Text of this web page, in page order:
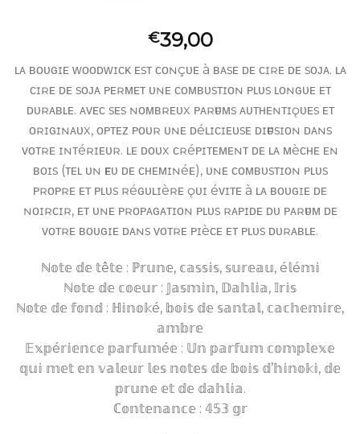
€39,00
ʟᴀ ʙᴏᴜɢɪᴇ ᴡᴏᴏᴅᴡɪᴄᴋ ᴇsᴛ ᴄᴏɴçᴜᴇ à ʙᴀsᴇ ᴅᴇ ᴄɪʀᴇ ᴅᴇ sᴏᴊᴀ. ʟᴀ
ᴄɪʀᴇ ᴅᴇ sᴏᴊᴀ ᴘᴇʀᴍᴇᴛ ᴜɴᴇ ᴄᴏᴍʙᴜsᴛɪᴏɴ ᴘʟᴜs ʟᴏɴɢᴜᴇ ᴇᴛ
ᴅᴜʀᴀʙʟᴇ. ᴀᴠᴇᴄ sᴇs ɴᴏᴍʙʀᴇᴜx ᴘᴀʀғᴜᴍs ᴀᴜᴛʜᴇɴᴛɪǫᴜᴇs ᴇᴛ
ᴏʀɪɢɪɴᴀᴜx, ᴏᴘᴛᴇᴢ ᴘᴏᴜʀ ᴜɴᴇ ᴅéʟɪᴄɪᴇᴜsᴇ ᴅɪғғᴜsɪᴏɴ ᴅᴀɴs
ᴠᴏᴛʀᴇ ɪɴᴛéʀɪᴇᴜʀ. ʟᴇ ᴅᴏᴜx ᴄʀéᴘɪᴛᴇᴍᴇɴᴛ ᴅᴇ ʟᴀ ᴍèᴄʜᴇ ᴇɴ
ʙᴏɪs (ᴛᴇʟ ᴜɴ ғᴇᴜ ᴅᴇ ᴄʜᴇᴍɪɴéᴇ), ᴜɴᴇ ᴄᴏᴍʙᴜsᴛɪᴏɴ ᴘʟᴜs
ᴘʀᴏᴘʀᴇ ᴇᴛ ᴘʟᴜs ʀéɢᴜʟɪèʀᴇ ǫᴜɪ éᴠɪᴛᴇ à ʟᴀ ʙᴏᴜɢɪᴇ ᴅᴇ
ɴᴏɪʀᴄɪʀ, ᴇᴛ ᴜɴᴇ ᴘʀᴏᴘᴀɢᴀᴛɪᴏɴ ᴘʟᴜs ʀᴀᴘɪᴅᴇ ᴅᴜ ᴘᴀʀғᴜᴍ ᴅᴇ
ᴠᴏᴛʀᴇ ʙᴏᴜɢɪᴇ ᴅᴀɴs ᴠᴏᴛʀᴇ ᴘɪèᴄᴇ ᴇᴛ ᴘʟᴜs ᴅᴜʀᴀʙʟᴇ.
ℕ𝕠𝕥𝕖 𝕕𝕖 𝕥ê𝕥𝕖 : ℙ𝕣𝕦𝕟𝕖, 𝕔𝕒𝕤𝕤𝕚𝕤, 𝕤𝕦𝕣𝕖𝕒𝕦, é𝕝é𝕞𝕚
ℕ𝕠𝕥𝕖 𝕕𝕖 𝕔𝕠𝕖𝕦𝕣 : 𝕁𝕒𝕤𝕞𝕚𝕟, 𝔻𝕒𝕙𝕝𝕚𝕒, 𝕀𝕣𝕚𝕤
ℕ𝕠𝕥𝕖 𝕕𝕖 𝕗𝕠𝕟𝕕 : ℍ𝕚𝕟𝕠𝕜é, 𝕓𝕠𝕚𝕤 𝕕𝕖 𝕤𝕒𝕟𝕥𝕒𝕝, 𝕔𝕒𝕔𝕙𝕖𝕞𝕚𝕣𝕖,
𝕒𝕞𝕓𝕣𝕖
𝔼𝕩𝕡é𝕣𝕚𝕖𝕟𝕔𝕖 𝕡𝕒𝕣𝕗𝕦𝕞é𝕖 : 𝕌𝕟 𝕡𝕒𝕣𝕗𝕦𝕞 𝕔𝕠𝕞𝕡𝕝𝕖𝕩𝕖
𝕢𝕦𝕚 𝕞𝕖𝕥 𝕖𝕟 𝕧𝕒𝕝𝕖𝕦𝕣 𝕝𝕖𝕤 𝕟𝕠𝕥𝕖𝕤 𝕕𝕖 𝕓𝕠𝕚𝕤 𝕕’𝕙𝕚𝕟𝕠𝕜𝕚, 𝕕𝕖
𝕡𝕣𝕦𝕟𝕖 𝕖𝕥 𝕕𝕖 𝕕𝕒𝕙𝕝𝕚𝕒.
ℂ𝕠𝕟𝕥𝕖𝕟𝕒𝕟𝕔𝕖 : 𝟜𝟝𝟛 𝕘𝕣